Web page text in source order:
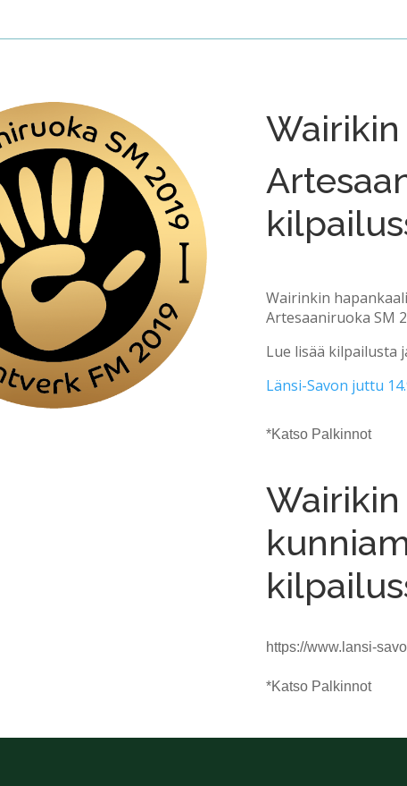
Wairinkin
Artesaaniruoka SM
Lue lisää kilpailusta
Länsi-Savon juttu
*Katso Palkinnot
https://www.lansi-
*Katso Palkinnot